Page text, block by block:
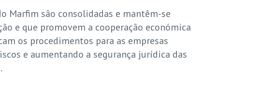
Marfim são consolidadas e mantêm-se
e que promovem a cooperação económica
os procedimentos para as empresas
e aumentando a segurança jurídica das